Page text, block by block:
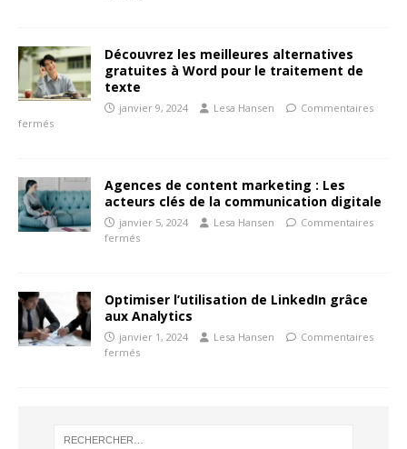
Découvrez les meilleures alternatives
gratuites à Word pour le traitement de
texte
janvier 9, 2024 Lesa Hansen
Commentaires
fermés
Agences de content marketing : Les
acteurs clés de la communication digitale
janvier 5, 2024 Lesa Hansen
Commentaires
fermés
Optimiser l’utilisation de LinkedIn grâce
aux Analytics
janvier 1, 2024 Lesa Hansen
Commentaires
fermés